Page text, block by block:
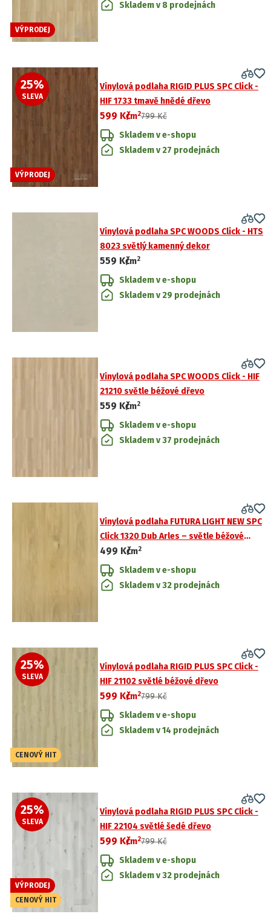
VÝPRODEJ
Skladem v 8 prodejnách
25%
SLEVA
VÝPRODEJ
Vinylová podlaha RIGID PLUS SPC Click -
HIF 1733 tmavě hnědé dřevo
599 Kč
/m2799 Kč
Skladem v e-shopu
Skladem v 27 prodejnách
Vinylová podlaha SPC WOODS Click - HTS
8023 světlý kamenný dekor
559 Kč
/m2
Skladem v e-shopu
Skladem v 29 prodejnách
Vinylová podlaha SPC WOODS Click - HIF
21210 světle béžové dřevo
559 Kč
/m2
Skladem v e-shopu
Skladem v 37 prodejnách
Vinylová podlaha FUTURA LIGHT NEW SPC
Click 1320 Dub Arles – světle béžové
dřevo
499 Kč
/m2
Skladem v e-shopu
Skladem v 32 prodejnách
25%
SLEVA
CENOVÝ HIT
Vinylová podlaha RIGID PLUS SPC Click -
HIF 21102 světlé béžové dřevo
599 Kč
/m2799 Kč
Skladem v e-shopu
Skladem v 14 prodejnách
25%
SLEVA
VÝPRODEJ
CENOVÝ HIT
Vinylová podlaha RIGID PLUS SPC Click -
HIF 22104 světlé šedé dřevo
599 Kč
/m2799 Kč
Skladem v e-shopu
Skladem v 32 prodejnách